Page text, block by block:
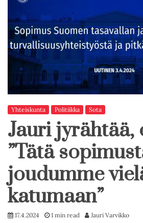
Yhteiskunta Politiikka Sota
Jauri jyrähtää,
”Tätä
joudumme
katumaan”
17.4.2024 1 min read Jauri Varvikko